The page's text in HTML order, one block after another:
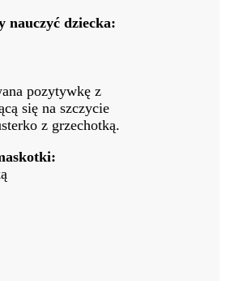
nauczyć dziecka:
pozytywkę z
się na szczycie
z grzechotką.